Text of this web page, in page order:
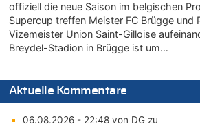
offiziell die neue Saison im belgischen
Supercup treffen Meister FC Brügge und
Vizemeister Union Saint-Gilloise
Breydel-Stadion in Brügge ist um…
Aktuelle Kommentare
06.08.2026 - 22:48 von DG zu